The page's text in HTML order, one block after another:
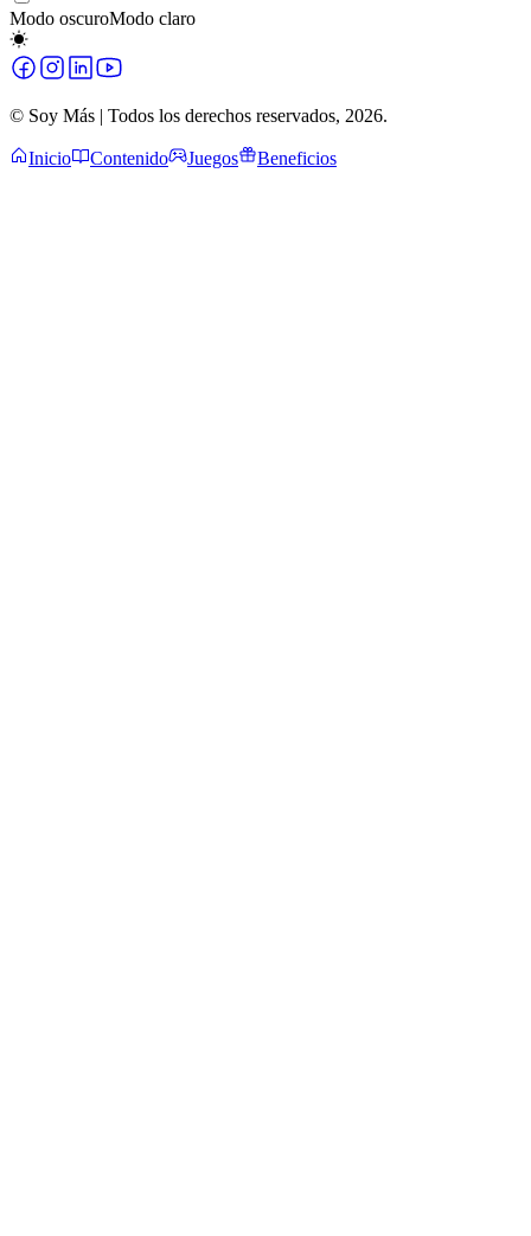
Modo oscuroModo claro
© Soy Más | Todos los derechos reservados, 2026.
Inicio Contenido Juegos Beneficios